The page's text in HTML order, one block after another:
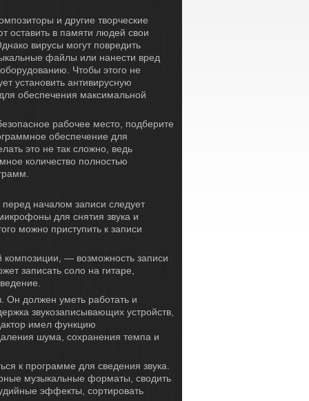
и другие творческие
оставить в памяти людей свои
вирусы могут повредить
файлы или нанести вред
Чтобы этого не
установить антивирусную
обеспечения максимальной
рабочее место, подберите
обеспечение для
это не так сложно, ведь
количество полностью
началом записи следует
для снятия звука и
можно приступить к записи
— возможность записи
записать соло на гитаре,
Он должен уметь работать и
звукозаписывающих устройств,
имел функцию
шума, сохранения темпа и
к программе для сведения звука.
музыкальные форматы, сводить
эффекты, сортировать